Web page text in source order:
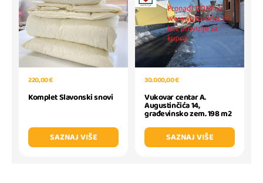
220,00 €
Komplet Slavonski snovi
SAZNAJ VIŠE
30.000,00 €
Vukovar centar A.
Augustinčića 14,
građevinsko zem. 198 m2
SAZNAJ VIŠE